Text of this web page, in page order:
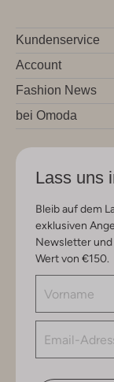
Kundenservice
Account
Fashion News
bei Omoda
Lass uns
Bleib auf dem
exklusiven
Newsletter
Wert von €150.